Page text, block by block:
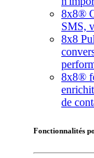
8x8®
SMS,
8x8
8x8®
de
Fonctionnalités